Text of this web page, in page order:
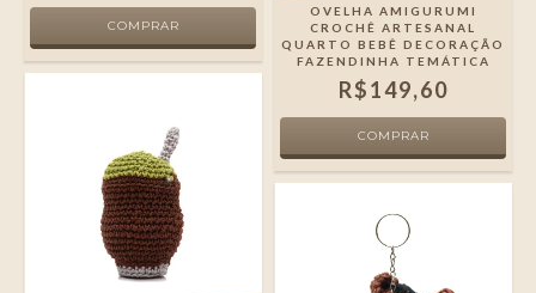
OVELHA AMIGURUMI
CROCHÊ ARTESANAL
QUARTO BEBÊ DECORAÇÃO
FAZENDINHA TEMÁTICA
R$149,60